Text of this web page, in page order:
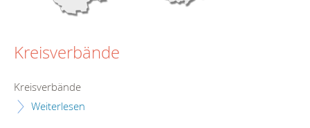
Kreisverbände
Kreisverbände
Weiterlesen